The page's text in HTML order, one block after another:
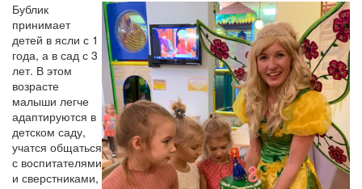
Бублик
принимает
детей в ясли с 1
года, а в сад с 3
лет. В этом
возрасте
малыши легче
адаптируются в
детском саду,
учатся общаться
с воспитателями
и сверстниками,